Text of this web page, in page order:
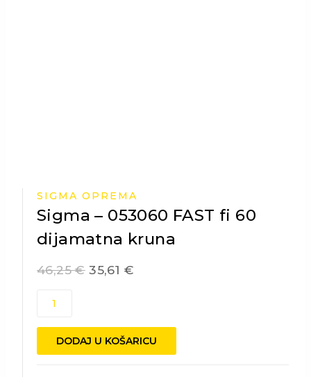
SIGMA OPREMA
Sigma – 053060 FAST fi 60
dijamatna kruna
46,25€ 35,61 €
053060
FAST
fi
DODAJ U KOŠARICU